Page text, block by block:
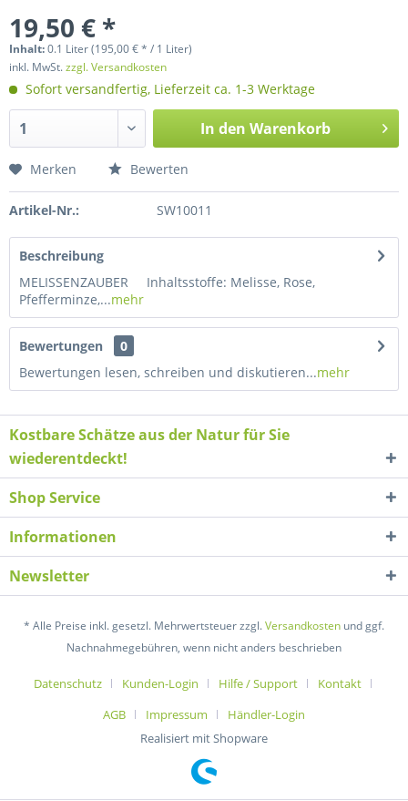
19,50 € *
Inhalt:0.1 Liter (195,00 € * / 1 Liter)
inkl. MwSt.zzgl. Versandkosten
Sofort versandfertig, Lieferzeit ca. 1-3 Werktage
In den Warenkorb
Merken Bewerten
Artikel-Nr.: SW10011
Beschreibung
MELISSENZAUBER Inhaltsstoffe: Melisse, Rose,
Pfefferminze,...mehr
Bewertungen
0
Bewertungen lesen, schreiben und diskutieren...mehr
Kostbare Schätze aus der Natur für Sie
wiederentdeckt!
Shop Service
Informationen
Newsletter
* Alle Preise inkl. gesetzl. Mehrwertsteuer zzgl.Versandkosten und ggf.
Nachnahmegebühren, wenn nicht anders beschrieben
Datenschutz Kunden-Login Hilfe / Support
Kontakt
AGB
Impressum
Händler-Login
Realisiert mit Shopware